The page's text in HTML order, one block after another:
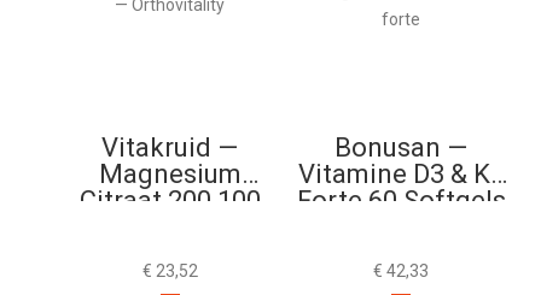
Vitakruid —
Magnesium
Citraat 200 100
€ 23,52
Bonusan —
Vitamine D3 & K2
Forte 60 Softgels
€ 42,33